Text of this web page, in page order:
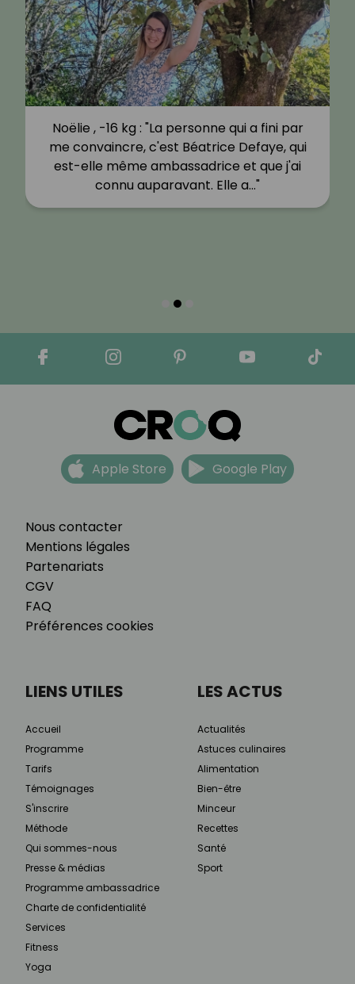
Noëlie , -16 kg : "La personne qui a fini par
me convaincre, c'est Béatrice Defaye, qui
est-elle même ambassadrice et que j'ai
connu auparavant. Elle a…"
Nous contacter
Mentions légales
Partenariats
CGV
FAQ
Préférences cookies
Apple Store Google Play
LIENS UTILES
Accueil
Programme
Tarifs
Témoignages
S'inscrire
Méthode
Qui sommes-nous
Presse & médias
Programme ambassadrice
Charte de confidentialité
Services
Fitness
Yoga
LES ACTUS
Actualités
Astuces culinaires
Alimentation
Bien-être
Minceur
Recettes
Santé
Sport